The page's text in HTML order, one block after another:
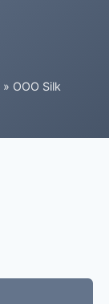
» ООО Silk